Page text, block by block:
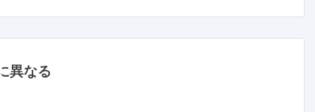
異なる